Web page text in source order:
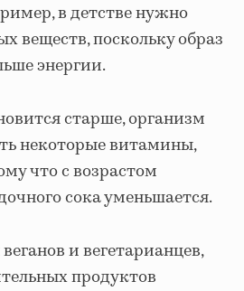
в детстве нужно
веществ, поскольку образ
энергии.
старше, организм
некоторые витамины,
что с возрастом
сока уменьшается.
и вегетарианцев,
продуктов